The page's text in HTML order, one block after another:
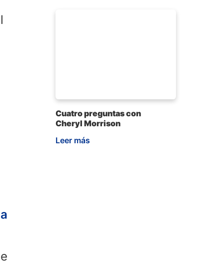
Cuatro preguntas con
Cheryl Morrison
Leer más